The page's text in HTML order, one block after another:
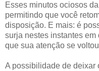
Esses minutos ociosos
permitindo que você
disposição. E mais: é
surja nestes instantes
que sua atenção se
A possibilidade de deixar